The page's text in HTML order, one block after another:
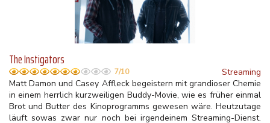
The Instigators
7/10
Streaming
Matt Damon und Casey Affleck begeistern mit grandioser Chemie
in einem herrlich kurzweiligen Buddy-Movie, wie es früher einmal
Brot und Butter des Kinoprogramms gewesen wäre. Heutzutage
läuft sowas zwar nur noch bei irgendeinem Streaming-Dienst.